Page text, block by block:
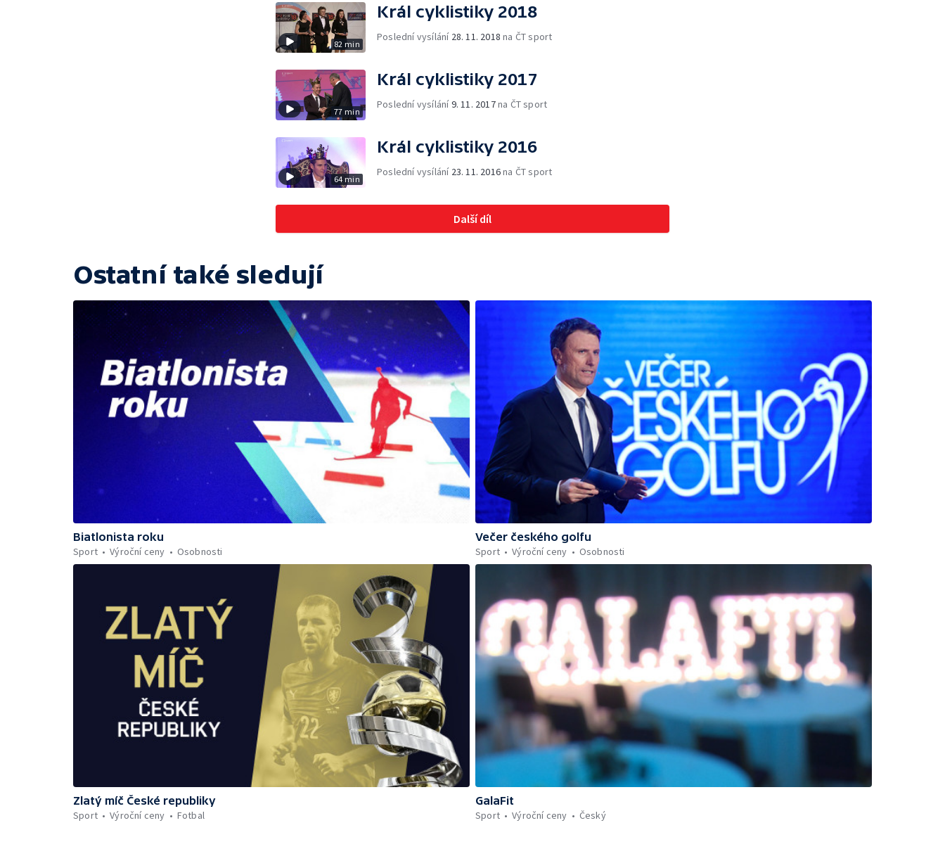
82 min
Král cyklistiky 2018
Poslední vysílání 28. 11. 2018 na ČT sport
77 min
Král cyklistiky 2017
Poslední vysílání9. 11. 2017na ČT sport
64 min
Král cyklistiky 2016
Poslední vysílání 23. 11. 2016na ČT sport
Další díl
Ostatní také sledují
Biatlonista roku
Sport
Výroční ceny Osobnosti
Večer českého golfu
Sport
Výroční ceny Osobnosti
Zlatý míč České republiky
Sport
Výroční ceny Fotbal
GalaFit
Sport
Výroční ceny Český